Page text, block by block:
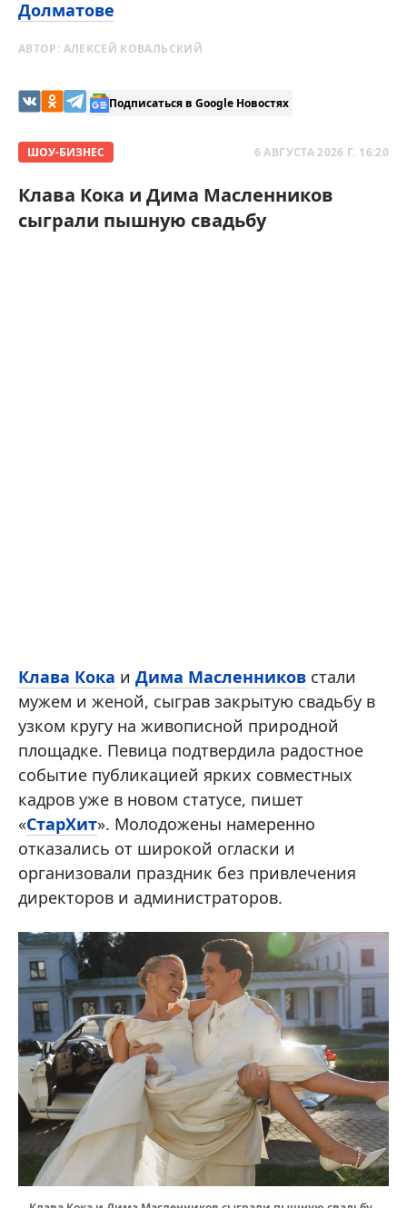
Долматове
АВТОР: АЛЕКСЕЙ КОВАЛЬСКИЙ
Подписаться в Google Новостях
ШОУ-БИЗНЕС 6 АВГУСТА 2026 Г. 16:20
Клава Кока и Дима Масленников
сыграли пышную свадьбу
Клава Кока и Дима Масленников стали
мужем и женой, сыграв закрытую свадьбу в
узком кругу на живописной природной
площадке. Певица подтвердила радостное
событие публикацией ярких совместных
кадров уже в новом статусе, пишет
«СтарХит». Молодожены намеренно
отказались от широкой огласки и
организовали праздник без привлечения
директоров и администраторов.